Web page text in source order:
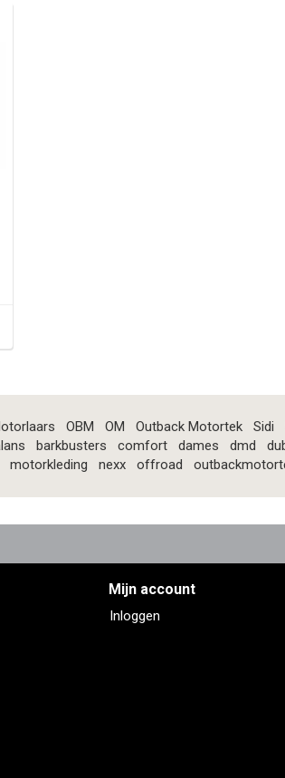
OBM OM Outback Motortek Sidi
barkbusters comfort dames dmd
motorkleding nexx offroad
Mijn account
Inloggen